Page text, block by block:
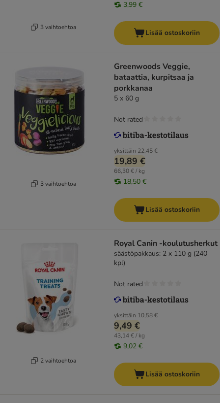
3 vaihtoehtoa
3,99 €
Lisää ostoskoriin
3 vaihtoehtoa
Greenwoods Veggie,
bataattia, kurpitsaa ja
porkkanaa
5 x 60 g
yksittäin 22,45 €
19,89 €
66,30 € / kg
18,50 €
Not rated
Lisää ostoskoriin
2 vaihtoehtoa
Royal Canin -koulutusherkut
säästöpakkaus: 2 x 110 g (240
kpl)
yksittäin 10,58 €
9,49 €
43,14 € / kg
9,02 €
Not rated
Lisää ostoskoriin